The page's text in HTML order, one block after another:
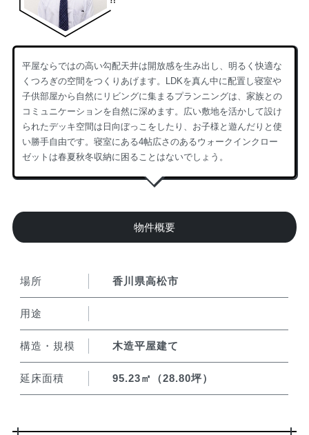
平屋ならではの高い勾配天井は開放感を生み出し、明るく快適な
くつろぎの空間をつくりあげます。LDKを真ん中に配置し寝室や
子供部屋から自然にリビングに集まるプランニングは、家族との
コミュニケーションを自然に深めます。広い敷地を活かして設け
られたデッキ空間は日向ぼっこをしたり、お子様と遊んだりと使
い勝手自由です。寝室にある4帖広さのあるウォークインクロー
ゼットは春夏秋冬収納に困ることはないでしょう。
物件概要
場所 香川県高松市
用途
構造・規模 木造平屋建て
延床面積 95.23㎡（28.80坪）